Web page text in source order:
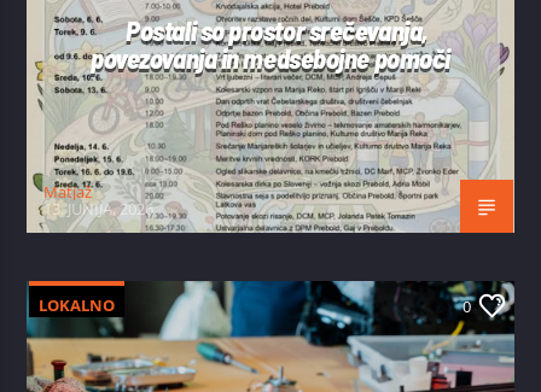
Postali so prostor srečevanja,
povezovanja in medsebojne pomoči
Matjaž
13. JUNIJA, 2026
LOKALNO 0